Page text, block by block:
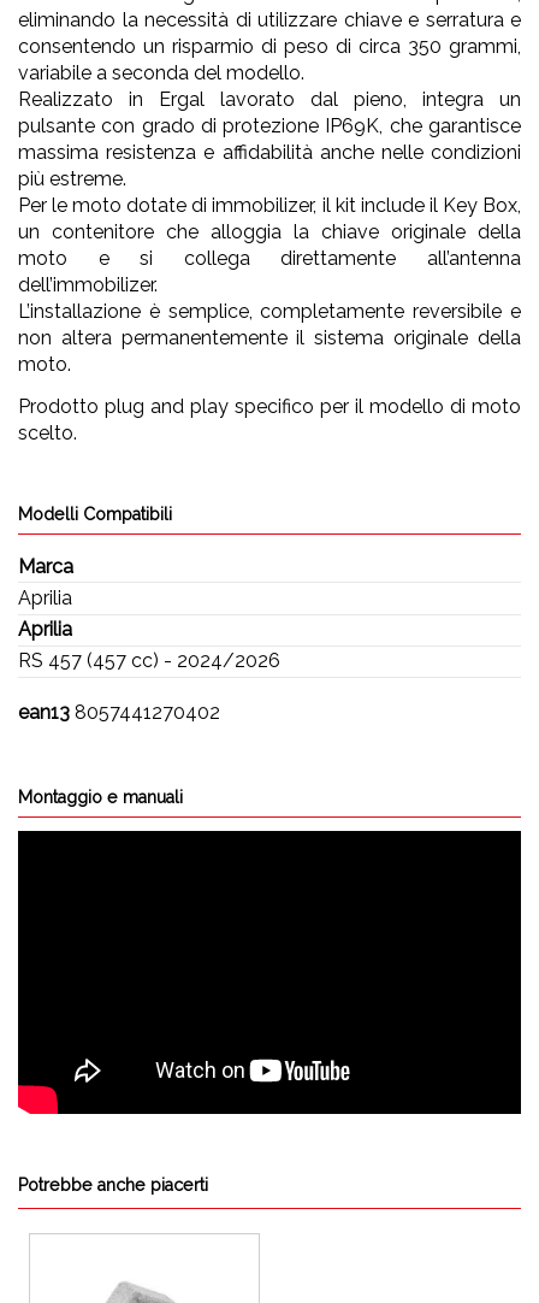
eliminando la necessità di utilizzare chiave e serratura e
consentendo un risparmio di peso di circa 350 grammi,
variabile a seconda del modello.
Realizzato in Ergal lavorato dal pieno, integra un
pulsante con grado di protezione IP69K, che garantisce
massima resistenza e affidabilità anche nelle condizioni
più estreme.
Per le moto dotate di immobilizer, il kit include il Key Box,
un contenitore che alloggia la chiave originale della
moto e si collega direttamente all’antenna
dell’immobilizer.
L’installazione è semplice, completamente reversibile e
non altera permanentemente il sistema originale della
moto.
Prodotto plug and play specifico per il modello di moto
scelto.
Modelli Compatibili
Marca
Aprilia
Aprilia
RS 457 (457 cc) - 2024/2026
ean13 8057441270402
Montaggio e manuali
Potrebbe anche piacerti